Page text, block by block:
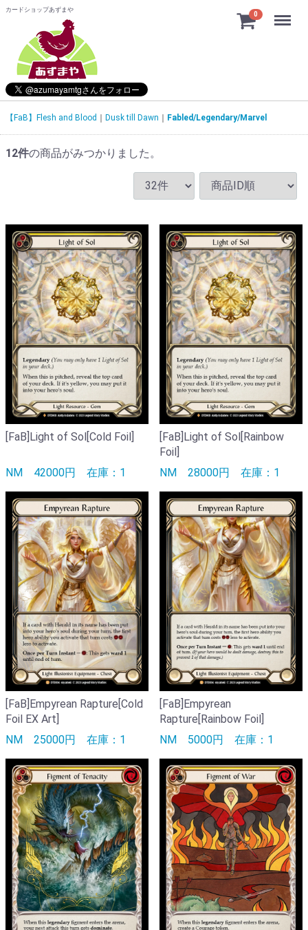
カードショップあずまや
0 Menu
【FaB】Flesh and Blood Dusk till Dawn Fabled/Legendary/Marvel
12件の商品がみつかりました。
[FaB]Light of Sol[Cold Foil]
NM 42000円 在庫：1
[FaB]Light of Sol[Rainbow
Foil]
NM 28000円 在庫：1
[FaB]Empyrean Rapture[Cold
Foil EX Art]
NM 25000円 在庫：1
[FaB]Empyrean
Rapture[Rainbow Foil]
NM 5000円 在庫：1